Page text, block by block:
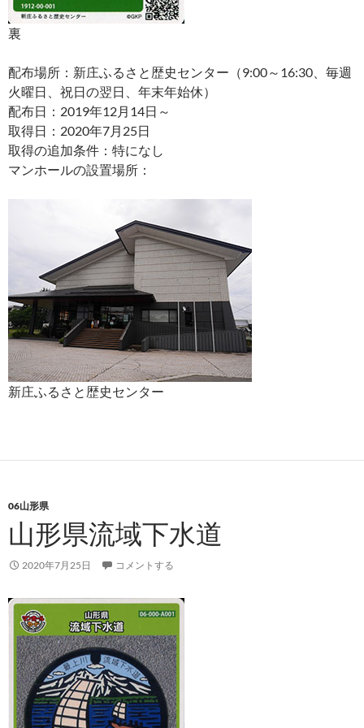
裏
配布場所：新庄ふるさと歴史センター（9:00～16:30、毎週
火曜日、祝日の翌日、年末年始休）
配布日：2019年12月14日～
取得日：2020年7月25日
取得の追加条件：特になし
マンホールの設置場所：
新庄ふるさと歴史センター
06山形県
山形県流域下水道
2020年7月25日 コメントする